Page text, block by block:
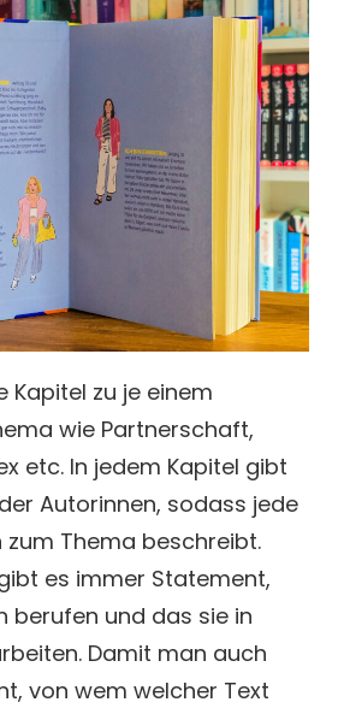
Kapitel zu je einem
wie Partnerschaft,
etc. In jedem Kapitel gibt
Autorinnen, sodass jede
zum Thema beschreibt.
es immer Statement,
berufen und das sie in
Damit man auch
von wem welcher Text